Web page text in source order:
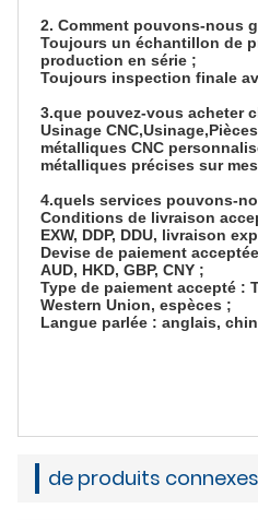
2. Comment pouvons-nous
Toujours un échantillon de
production en série ;
Toujours inspection finale
3.que pouvez-vous acheter
Usinage
métalliques CNC
métalliques précises sur
4.quels services pouvons-
Conditions de livraison
EXW, DDP, DDU, livraison
Devise de paiement acceptée
AUD, HKD, GBP, CNY ;
Type de paiement accepté :
Western Union, espèces ;
Langue parlée : anglais,
de produits connexes